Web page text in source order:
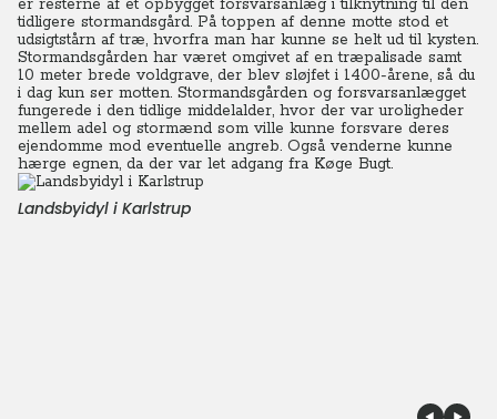
er resterne af et opbygget forsvarsanlæg i tilknytning til den
tidligere stormandsgård. På toppen af denne motte stod et
udsigtstårn af træ, hvorfra man har kunne se helt ud til kysten.
Stormandsgården har været omgivet af en træpalisade samt
10 meter brede voldgrave, der blev sløjfet i 1400-årene, så du
i dag kun ser motten. Stormandsgården og forsvarsanlægget
fungerede i den tidlige middelalder, hvor der var uroligheder
mellem adel og stormænd som ville kunne forsvare deres
ejendomme mod eventuelle angreb. Også venderne kunne
hærge egnen, da der var let adgang fra Køge Bugt.
Landsbyidyl i Karlstrup